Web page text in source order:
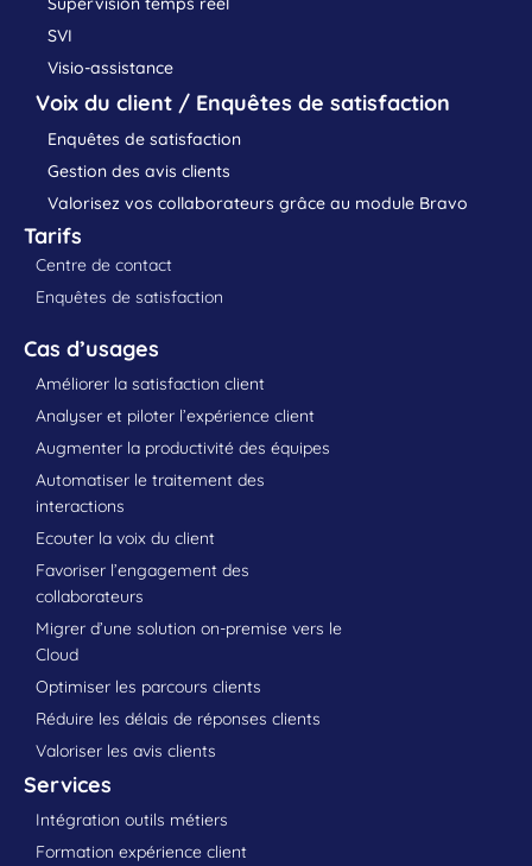
SVI
Visio-assistance
Voix du client / Enquêtes de satisfaction
Enquêtes de satisfaction
Gestion des avis clients
Valorisez vos collaborateurs grâce au module Bravo
Tarifs
Centre de contact
Enquêtes de satisfaction
Cas d’usages
Améliorer la satisfaction client
Analyser et piloter l’expérience client
Augmenter la productivité des équipes
Automatiser le traitement des
interactions
Ecouter la voix du client
Favoriser l’engagement des
collaborateurs
Migrer d’une solution on-premise vers le
Cloud
Optimiser les parcours clients
Réduire les délais de réponses clients
Valoriser les avis clients
Services
Intégration outils métiers
Formation expérience client